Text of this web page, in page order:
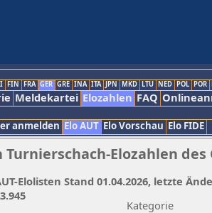
FIN FRA GER GRE INA ITA JPN MKD LTU NED POL POR
Meldekartei Elozahlen FAQ
anmelden Elo AUT Elo Vorschau Elo FIDE
Elozahlen des
Kategorie
Elolisten Stand 01.04.2026, letzte